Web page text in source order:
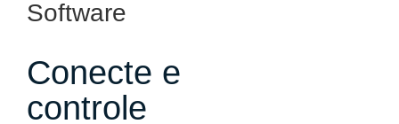
Software
Conecte e
controle